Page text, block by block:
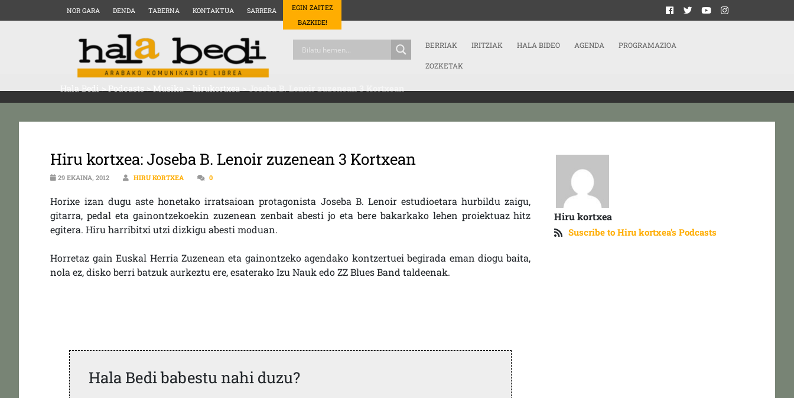
NOR GARA DENDA TABERNA KONTAKTUA SARRERA
EGIN ZAITEZ
BAZKIDE!
BERRIAK IRITZIAK HALA BIDEO AGENDA PROGRAMAZIOA
ZOZKETAK
Hala Bedi>Podcasts>Musika>hirukortxea>Joseba B. Lenoir zuzenean 3 Kortxean
Hiru kortxea: Joseba B. Lenoir zuzenean 3 Kortxean
29 EKAINA, 2012 HIRU KORTXEA 0
Horixe izan dugu aste honetako irratsaioan protagonista Joseba B. Lenoir estudioetara hurbildu zaigu,
gitarra, pedal eta gainontzekoekin zuzenean zenbait abesti jo eta bere bakarkako lehen proiektuaz hitz
egitera. Hiru harribitxi utzi dizkigu abesti moduan.
Horretaz gain Euskal Herria Zuzenean eta gainontzeko agendako kontzertuei begirada eman diogu baita,
nola ez, disko berri batzuk aurkeztu ere, esaterako Izu Nauk edo ZZ Blues Band taldeenak.
Hala Bedi babestu nahi duzu?
Hiru kortxea
Suscribe to Hiru kortxea's Podcasts